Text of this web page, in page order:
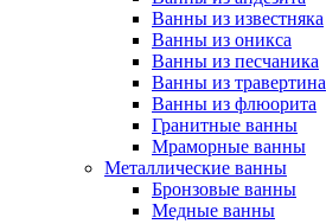
Ванны из известняка
Ванны из оникса
Ванны из песчаника
Ванны из травертина
Ванны из флюорита
Гранитные ванны
Мраморные ванны
Металлические ванны
Бронзовые ванны
Медные ванны